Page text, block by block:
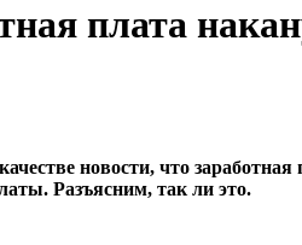
плата
новости, что
Разъясним, так ли это.